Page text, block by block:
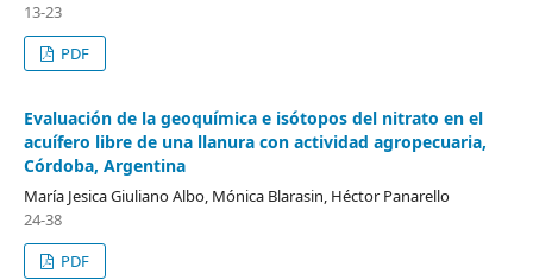
13-23
PDF
Evaluación de la geoquímica e isótopos del nitrato en el
acuífero libre de una llanura con actividad agropecuaria,
Córdoba, Argentina
María Jesica Giuliano Albo, Mónica Blarasin, Héctor Panarello
24-38
PDF